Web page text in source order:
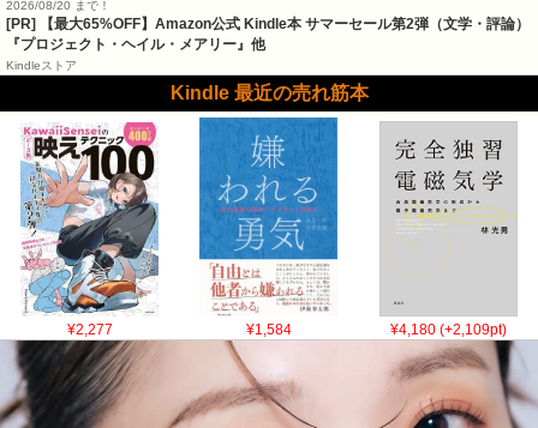
2026/08/20 まで！
[PR]
【最大65%OFF】Amazon公式 Kindle本 サマーセール第2弾（文学・評論）
『プロジェクト・ヘイル・メアリー』他
Kindleストア
Kindle 最近の売れ筋本
¥2,277 ¥1,584 ¥4,180 (+2,109pt)